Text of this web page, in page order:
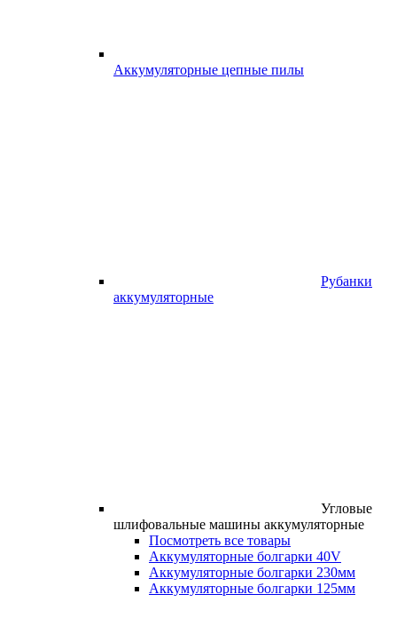
Аккумуляторные цепные пилы
Рубанки
аккумуляторные
Угловые
шлифовальные машины аккумуляторные
Посмотреть все товары
Аккумуляторные болгарки 40V
Аккумуляторные болгарки 230мм
Аккумуляторные болгарки 125мм